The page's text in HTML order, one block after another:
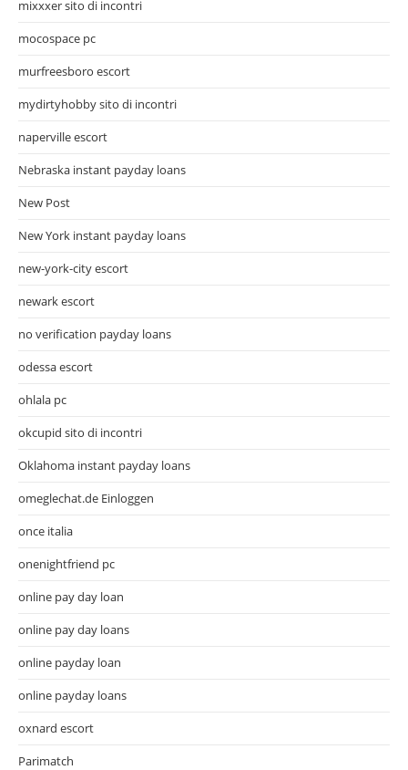
mixxxer sito di incontri
mocospace pc
murfreesboro escort
mydirtyhobby sito di incontri
naperville escort
Nebraska instant payday loans
New Post
New York instant payday loans
new-york-city escort
newark escort
no verification payday loans
odessa escort
ohlala pc
okcupid sito di incontri
Oklahoma instant payday loans
omeglechat.de Einloggen
once italia
onenightfriend pc
online pay day loan
online pay day loans
online payday loan
online payday loans
oxnard escort
Parimatch